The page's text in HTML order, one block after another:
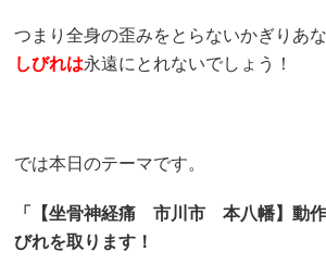
つまり全身の歪みをとらないかぎりあ
しびれは永遠にとれないでしょう！
では本日のテーマです。
「【坐骨神経痛 市川市 本八幡】動
びれを取ります！